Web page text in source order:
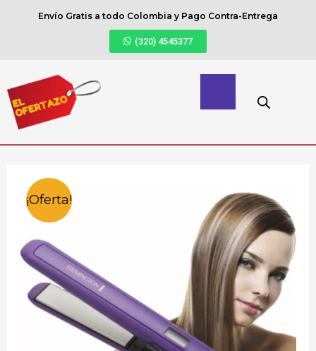
Envío Gratis a todo Colombia y Pago Contra-Entrega
(320) 4545377
¡Oferta!